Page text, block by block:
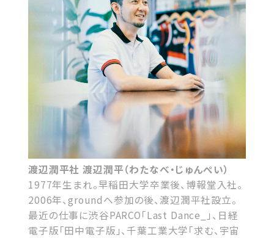
渡辺潤平社 渡辺潤平（わたなべ・じゅんぺい）
1977年生まれ。早稲田大学卒業後、博報堂入社。
2006年、groundへ参加の後、渡辺潤平社設立。
最近の仕事に渋谷PARCO「Last Dance_」、日経
電子版「田中電子版」、千葉工業大学「求む、宇宙